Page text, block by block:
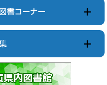
書コーナー